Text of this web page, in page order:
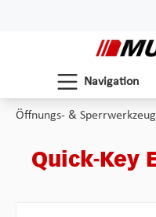
Navigation
Öffnungs- &
Quick-Key